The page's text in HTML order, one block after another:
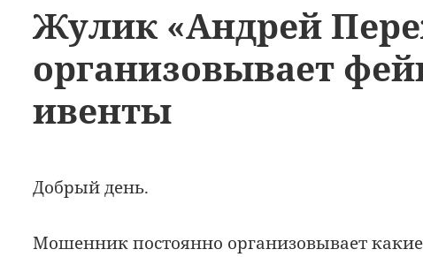
Жулик «Андрей
организовывает
ивенты
Добрый день.
Мошенник постоянно организовывает